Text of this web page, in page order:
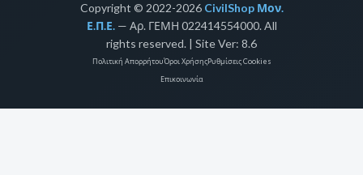
Copyright © 2022-2026 CivilShop Μον.
Ε.Π.Ε.— Αρ. ΓΕΜΗ 022414554000. All
rights reserved. | Site Ver: 8.6
Πολιτική ΑπορρήτουΌροι ΧρήσηςΡυθμίσεις Cookies
Επικοινωνία